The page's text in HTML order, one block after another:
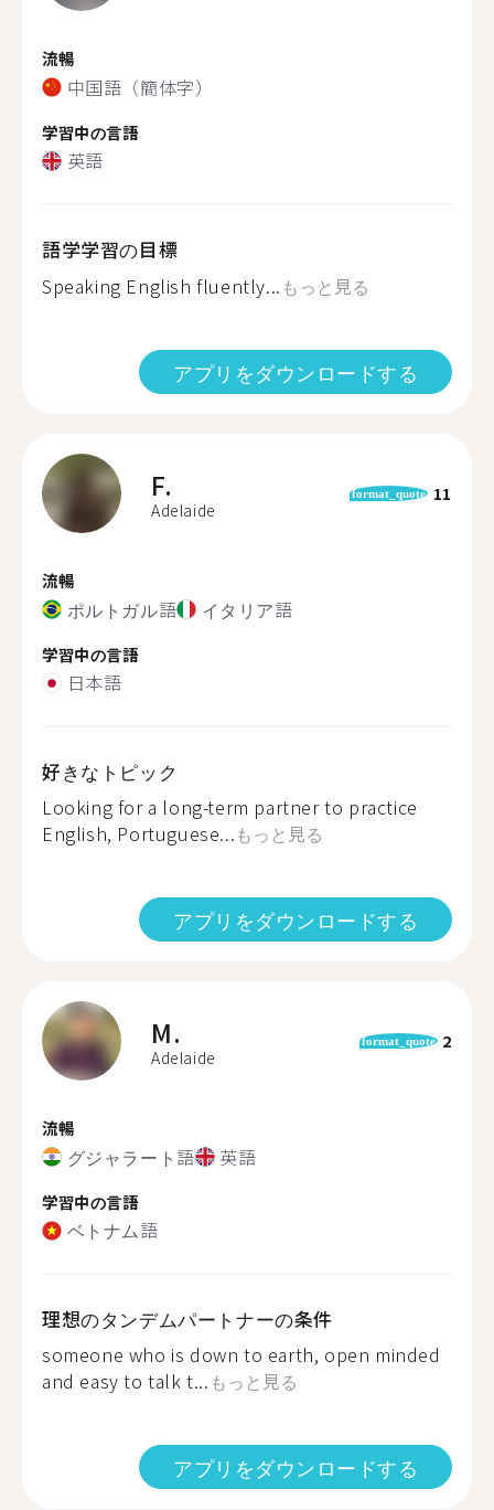
流暢
中国語（簡体字）
学習中の言語
英語
語学学習の目標
Speaking English fluently... もっと見る
アプリをダウンロードする
F.
Adelaide
format_quote 11
流暢
ポルトガル語 イタリア語
学習中の言語
日本語
好きなトピック
Looking for a long-term partner to practice
English, Portuguese...もっと見る
アプリをダウンロードする
M.
Adelaide
format_quote 2
流暢
グジャラート語 英語
学習中の言語
ベトナム語
理想のタンデムパートナーの条件
someone who is down to earth, open minded
and easy to talk t... もっと見る
アプリをダウンロードする